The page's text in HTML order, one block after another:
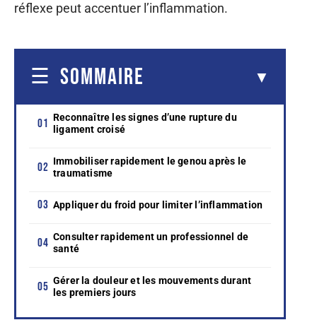
réflexe peut accentuer l’inflammation.
SOMMAIRE
Reconnaître les signes d’une rupture du
ligament croisé
Immobiliser rapidement le genou après le
traumatisme
Appliquer du froid pour limiter l’inflammation
Consulter rapidement un professionnel de
santé
Gérer la douleur et les mouvements durant
les premiers jours